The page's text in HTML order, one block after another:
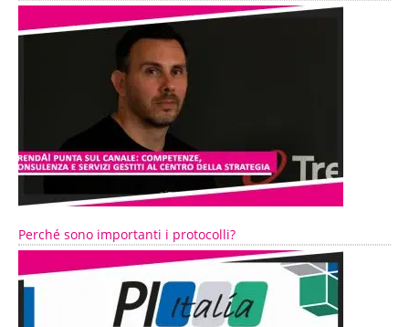
Perché sono importanti i protocolli?